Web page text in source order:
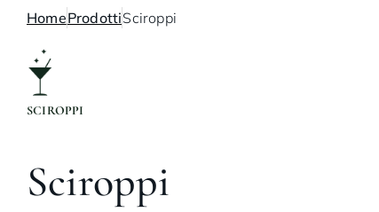
HomeProdottiSciroppi
SCIROPPI
Sciroppi